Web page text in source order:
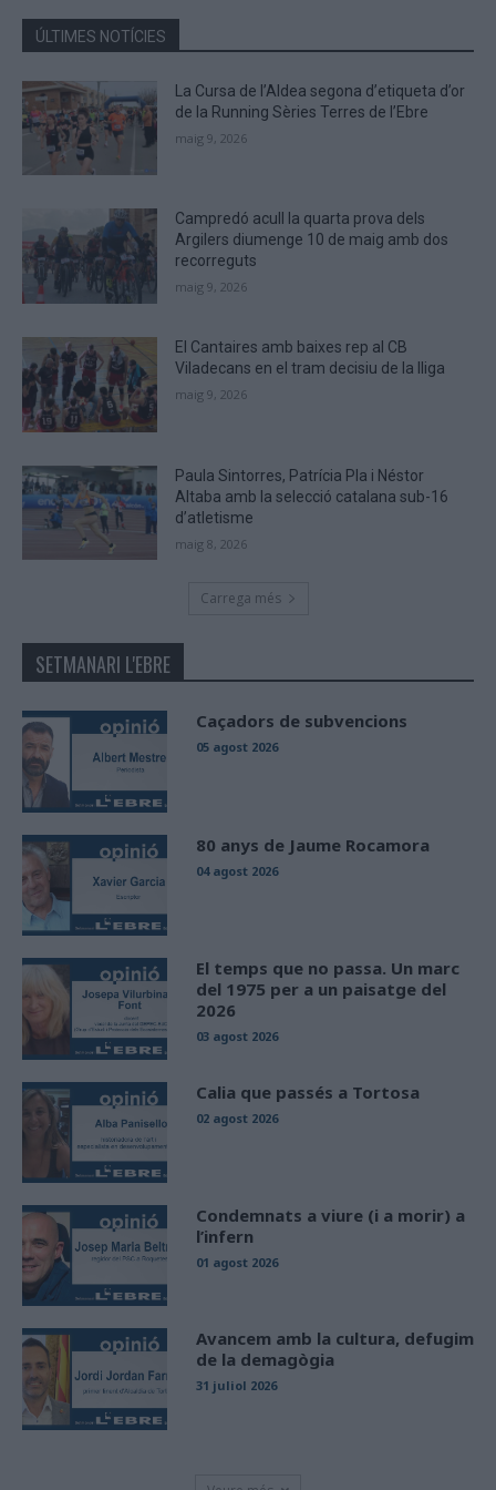
the
CAPTCHA
to
verify
that
you
ÚLTIMES NOTÍCIES
La Cursa de l’Aldea segona d’etiqueta d’or
de la Running Sèries Terres de l’Ebre
maig 9, 2026
Campredó acull la quarta prova dels
Argilers diumenge 10 de maig amb dos
recorreguts
maig 9, 2026
El Cantaires amb baixes rep al CB
Viladecans en el tram decisiu de la lliga
maig 9, 2026
Paula Sintorres, Patrícia Pla i Néstor
Altaba amb la selecció catalana sub-16
d’atletisme
maig 8, 2026
Carrega més
SETMANARI L'EBRE
Caçadors de subvencions
05 agost 2026
80 anys de Jaume Rocamora
04 agost 2026
El temps que no passa. Un marc
del 1975 per a un paisatge del
2026
03 agost 2026
Calia que passés a Tortosa
02 agost 2026
Condemnats a viure (i a morir) a
l’infern
01 agost 2026
Avancem amb la cultura, defugim
de la demagògia
31 juliol 2026